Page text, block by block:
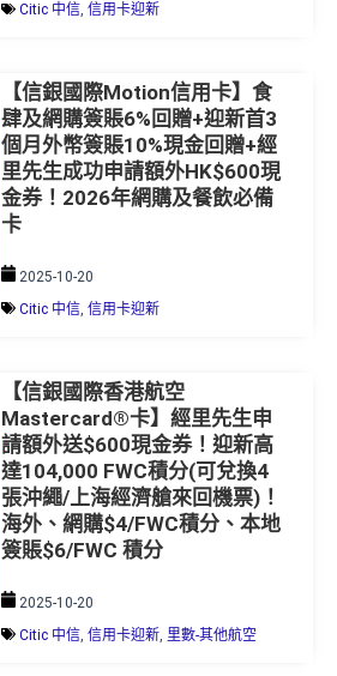
Citic 中信, 信用卡迎新
【信銀國際Motion信用卡】食
肆及網購簽賬6%回贈+迎新首3
個月外幣簽賬10%現金回贈+經
里先生成功申請額外HK$600現
金券！2026年網購及餐飲必備
卡
2025-10-20
Citic 中信, 信用卡迎新
【信銀國際香港航空
Mastercard®卡】經里先生申
請額外送$600現金券！迎新高
達104,000 FWC積分(可兌換4
張沖繩/上海經濟艙來回機票)！
海外、網購$4/FWC積分、本地
簽賬$6/FWC 積分
2025-10-20
Citic 中信, 信用卡迎新, 里數-其他航空